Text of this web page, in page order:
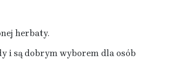
herbaty.
i są dobrym wyborem dla osób